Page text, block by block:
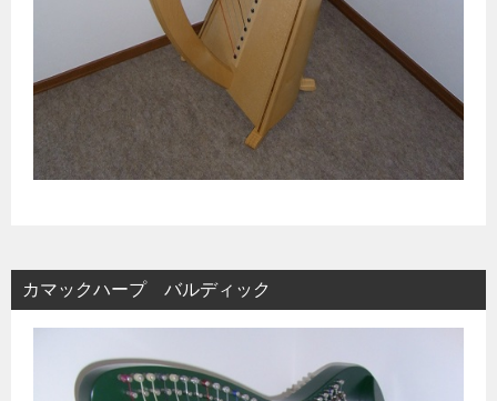
カマックハープ バルディック